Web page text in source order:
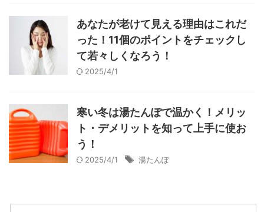
あなたが老けて見える理由はこれだ
った！11個のポイントをチェックし
て若々しくなろう！
2025/4/1
寒い冬は湯たんぽで温かく！メリッ
ト・デメリットを知って上手に使お
う！
2025/4/1 湯たんぽ